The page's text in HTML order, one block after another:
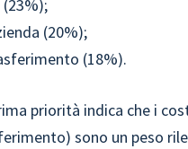
(20%);
(18%).
priorità indica che i
sono un peso